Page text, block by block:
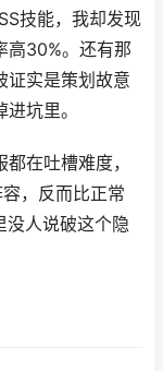
技能，我却发现
高30%。还有那
证实是策划故意
坑里。
在吐槽难度，
，反而比正常
没人说破这个隐